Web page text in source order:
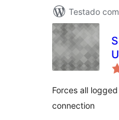
Testado
Forces all
connection